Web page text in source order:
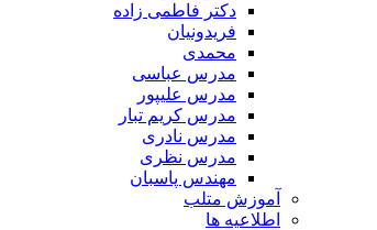
دکتر فاطمی زاده
فریدونیان
محمدی
مدرس عباسی
مدرس علیپور
مدرس کریم تبار
مدرس نادری
مدرس نظری
مهندس پاسبان
آموزش متلب
اطلاعیه ها